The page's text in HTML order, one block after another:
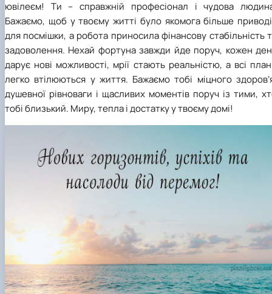
практики
ювілеєм! Ти – справжній професіонал і чудова
Бажаємо, щоб у твоєму житті було якомога більше
для посмішки, а робота приносила фінансову стабільність
задоволення. Нехай фортуна завжди йде поруч, кожен
дарує нові можливості, мрії стають реальністю, а всі
легко втілюються у життя. Бажаємо тобі міцного
душевної рівноваги і щасливих моментів поруч із тими,
тобі близький. Миру, тепла і достатку у твоєму домі!